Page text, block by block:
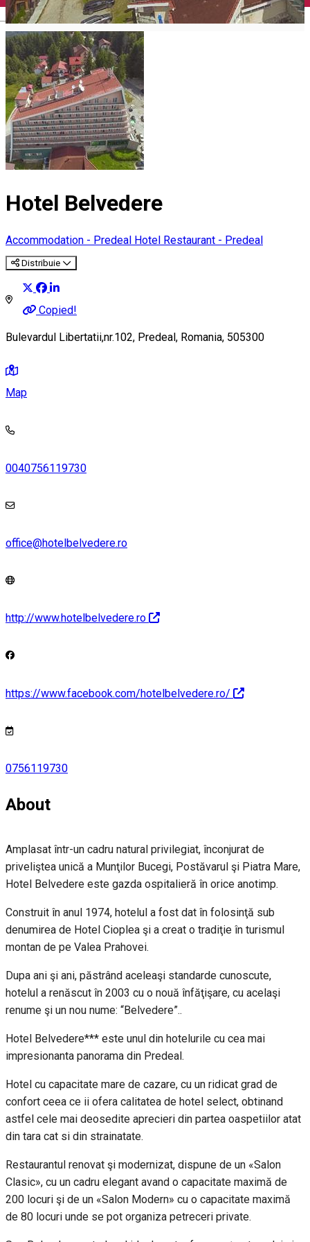
English
Hotel Belvedere
Accommodation - Predeal Hotel Restaurant - Predeal
Distribuie
Copied!
Bulevardul Libertatii,nr.102, Predeal, Romania, 505300
Map
0040756119730
office@hotelbelvedere.ro
http://www.hotelbelvedere.ro
https://www.facebook.com/hotelbelvedere.ro/
0756119730
About
Amplasat într-un cadru natural privilegiat, înconjurat de
priveliştea unică a Munţilor Bucegi, Postăvarul şi Piatra Mare,
Hotel Belvedere este gazda ospitalieră în orice anotimp.
Construit în anul 1974, hotelul a fost dat în folosinţă sub
denumirea de Hotel Cioplea şi a creat o tradiţie în turismul
montan de pe Valea Prahovei.
Dupa ani şi ani, păstrând aceleaşi standarde cunoscute,
hotelul a renăscut în 2003 cu o nouă înfăţişare, cu acelaşi
renume şi un nou nume: “Belvedere”..
Hotel Belvedere*** este unul din hotelurile cu cea mai
impresionanta panorama din Predeal.
Hotel cu capacitate mare de cazare, cu un ridicat grad de
confort ceea ce ii ofera calitatea de hotel select, obtinand
astfel cele mai deosedite aprecieri din partea oaspetiilor atat
din tara cat si din strainatate.
Restaurantul renovat şi modernizat, dispune de un «Salon
Clasic», cu un cadru elegant avand o capacitate maximă de
200 locuri şi de un «Salon Modern» cu o capacitate maximă
de 80 locuri unde se pot organiza petreceri private.